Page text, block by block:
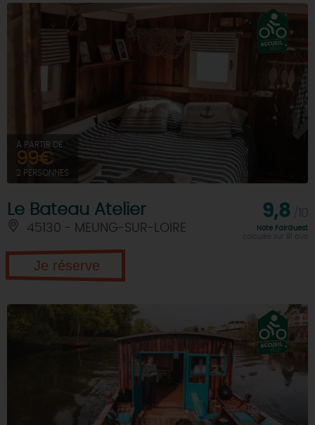
À PARTIR DE
99€
2 PERSONNES
Le Bateau Atelier
45130 - MEUNG-SUR-LOIRE
9,8
Note FairGuest
calculée sur 81 avis
Je réserve